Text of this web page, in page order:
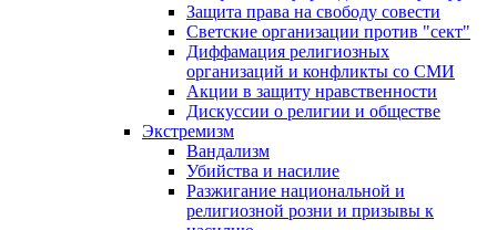
Защита права на свободу совести
Светские организации против "сект"
Диффамация религиозных
организаций и конфликты со СМИ
Акции в защиту нравственности
Дискуссии о религии и обществе
Экстремизм
Вандализм
Убийства и насилие
Разжигание национальной и
религиозной розни и призывы к